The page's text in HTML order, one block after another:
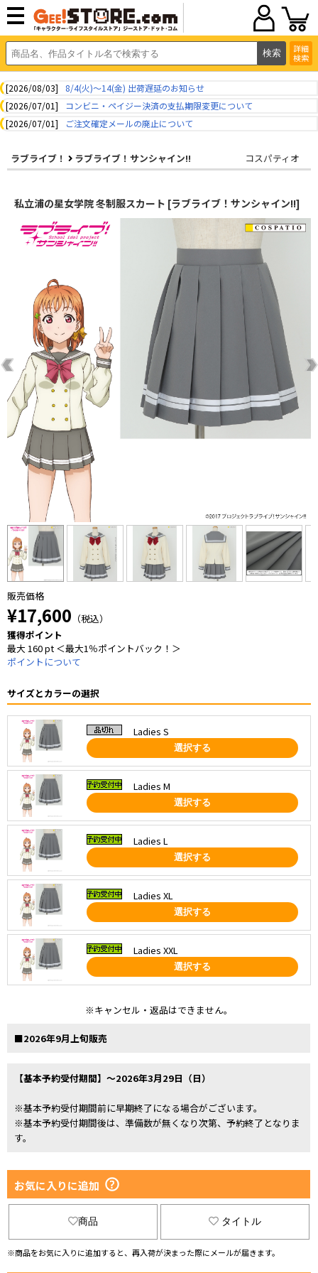
詳細
検索
[2026/08/03]
8/4(火)～14(金) 出荷遅延のお知らせ
[2026/07/01]
コンビニ・ペイジー決済の支払期限変更について
[2026/07/01]
ご注文確定メールの廃止について
ラブライブ！ ラブライブ！サンシャイン!! コスパティオ
私立浦の星女学院 冬制服スカート [ラブライブ！サンシャイン!!]
販売価格
¥17,600 （税込）
獲得ポイント
最大 160 pt ＜最大1％ポイントバック！＞
ポイントについて
サイズとカラーの選択
Ladies S
選択する
Ladies M
選択する
Ladies L
選択する
Ladies XL
選択する
Ladies XXL
選択する
※キャンセル・返品はできません。
■2026年9月上旬販売
【基本予約受付期間】～2026年3月29日（日）
※基本予約受付期間前に早期終了になる場合がございます。
※基本予約受付期間後は、準備数が無くなり次第、予約終了となりま
す。
お気に入りに追加
商品 タイトル
※商品をお気に入りに追加すると、再入荷が決まった際にメールが届きます。